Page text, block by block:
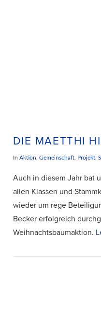
DIE MAETTHI
In Aktion Gemeinschaft, Projekt,
Auch in diesem Jahr bat
allen Klassen und
wieder um rege
Becker erfolgreich
Weihnachtsbaumaktion.